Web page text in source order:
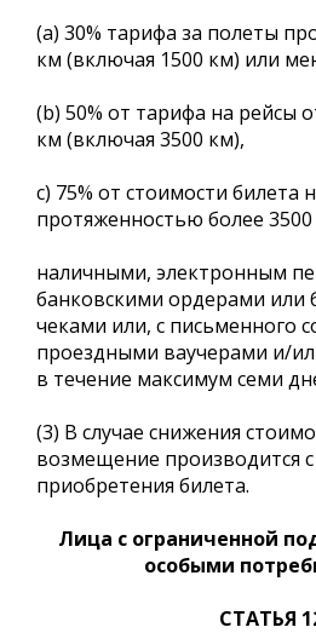
(a) 30% тарифа за полеты
км (включая 1500 км) или
(b) 50% от тарифа на рейсы
км (включая 3500 км),
c) 75% от стоимости билета
протяженностью более
наличными, электронным
банковскими ордерами или
чеками или, с письменного
проездными ваучерами и/
в течение максимум семи
(3) В случае снижения
возмещение производится
приобретения билета.
Лица с ограниченной
особыми
СТАТЬЯ